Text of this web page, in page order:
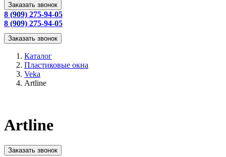
Заказать звонок
8 (909) 275-94-05
8 (909) 275-94-05
Заказать звонок
Каталог
Пластиковые окна
Veka
Artline
Artline
Заказать звонок